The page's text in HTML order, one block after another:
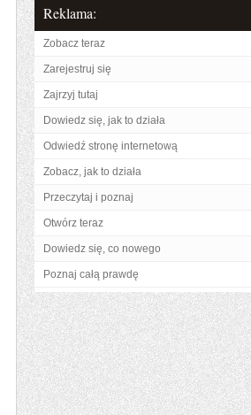
Reklama:
Zobacz teraz
Zarejestruj się
Zajrzyj tutaj
Dowiedz się, jak to działa
Odwiedź stronę internetową
Zobacz, jak to działa
Przeczytaj i poznaj
Otwórz teraz
Dowiedz się, co nowego
Poznaj całą prawdę